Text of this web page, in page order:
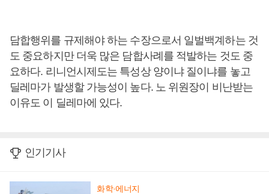
담합행위를 규제해야 하는 수장으로서 일벌백계하는 것
도 중요하지만 더욱 많은 담합사례를 적발하는 것도 중
요하다. 리니언시제도는 특성상 양이냐 질이냐를 놓고
딜레마가 발생할 가능성이 높다. 노 위원장이 비난받는
이유도 이 딜레마에 있다.
인기기사
화학·에너지